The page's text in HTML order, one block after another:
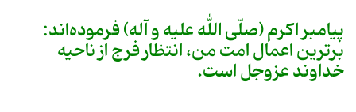
پیامبر اکرم (صلّی الله علیه و آله) فرموده‌اند:
برترین اعمال امت من، انتظار فرج از ناحیه
خداوند عزوجل است.